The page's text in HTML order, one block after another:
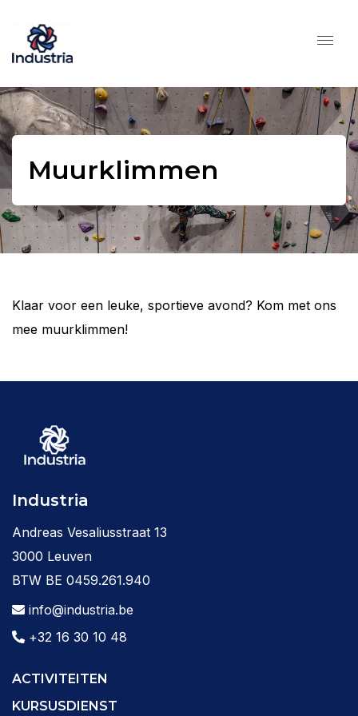
Muurklimmen
Klaar voor een leuke, sportieve avond? Kom met ons
mee muurklimmen!
Industria
Andreas Vesaliusstraat 13
3000 Leuven
BTW BE 0459.261.940
info@industria.be
+32 16 30 10 48
ACTIVITEITEN
KURSUSDIENST